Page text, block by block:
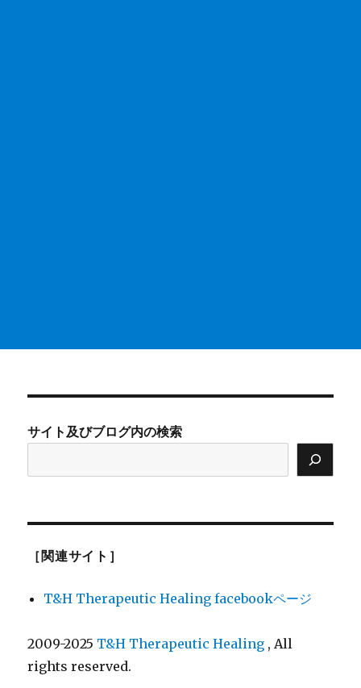
サイト及びブログ内の検索
［関連サイト］
T&H Therapeutic Healing facebookページ
2009-2025 T&H Therapeutic Healing , All
rights reserved.